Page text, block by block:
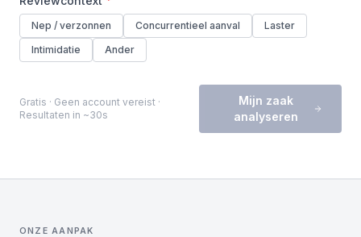
Nep / verzonnen Concurrentieel aanval
Laster
Intimidatie
Ander
Gratis · Geen account vereist ·
Resultaten in ~30s
Mijn zaak
analyseren
ONZE AANPAK